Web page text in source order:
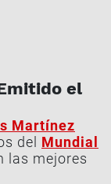
el
Martínez
del Mundial
las mejores